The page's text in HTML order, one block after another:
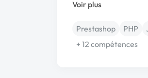
Voir plus
Prestashop PHP
+ 12 compétences